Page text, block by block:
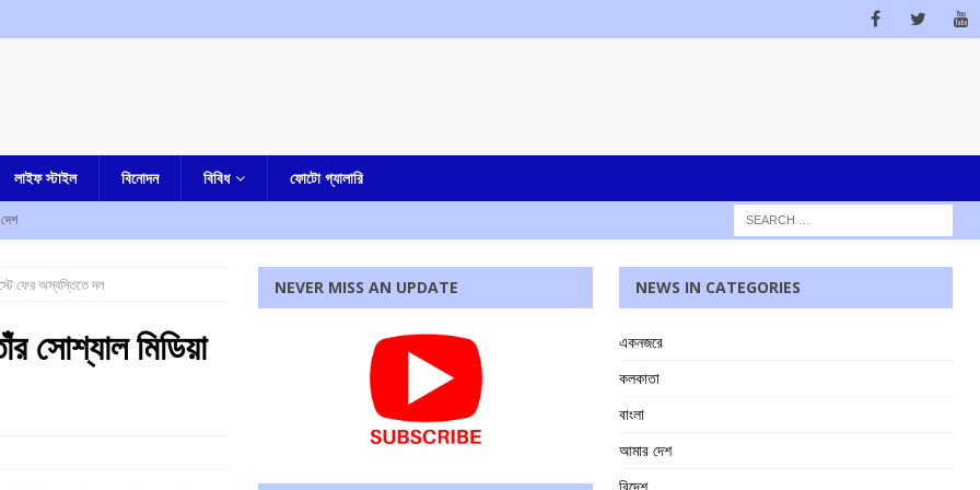
লাইফ স্টাইল বিনোদন বিবিধ ফোটো গ্যালারি
করল কলকাতা হাইকোর্ট
ধৃত তরুণ
আমার দেশ
স্টারের পুত্র সহ দুজনের
ফের অস্বস্তিতে দল
সোশ্যাল মিডিয়া
NEVER MISS AN UPDATE NEWS IN CATEGORIES
একনজরে
কলকাতা
বাংলা
আমার দেশ